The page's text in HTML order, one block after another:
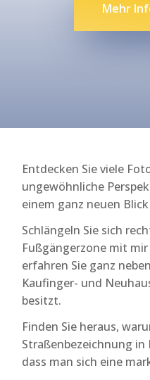
Mehr
Entdecken Sie viele
ungewöhnliche
einem ganz neuen
Schlängeln Sie sich
Fußgängerzone mit
erfahren Sie ganz
Kaufinger- und
besitzt.
Finden Sie heraus,
Straßenbezeichnung
dass man sich eine